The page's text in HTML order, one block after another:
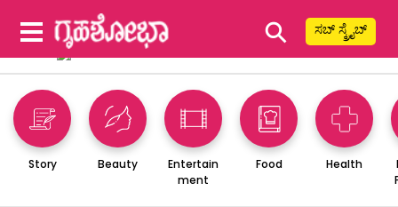
⚲ ಸಬ್ ಸ್ಕ್ರೈಬ್
Story Beauty
Entertain
ment
Food Health